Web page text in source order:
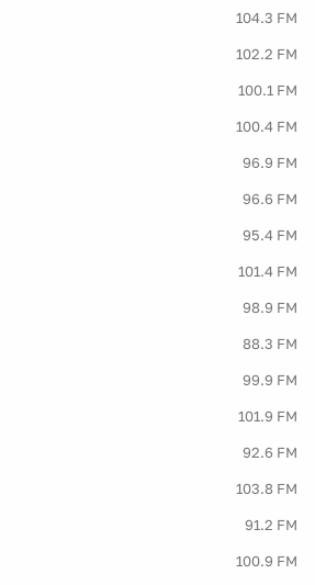
104.3 FM
102.2 FM
100.1 FM
100.4 FM
96.9 FM
96.6 FM
95.4 FM
101.4 FM
98.9 FM
88.3 FM
99.9 FM
101.9 FM
92.6 FM
103.8 FM
91.2 FM
100.9 FM